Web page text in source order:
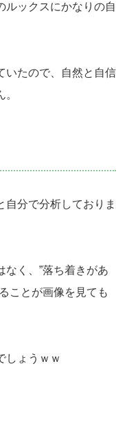
ルックスにかなりの自
いたので、自然と自信
自分で分析しておりま
なく、”落ち着きがあ
ことが画像を見ても
しょうｗｗ